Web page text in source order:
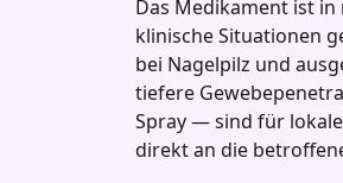
Das Medikament ist
klinische Situationen
bei Nagelpilz und
tiefere
Spray — sind für
direkt an die